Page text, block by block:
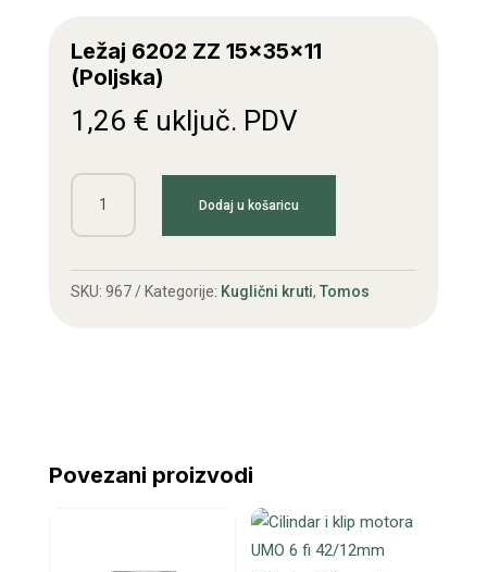
Ležaj 6202 ZZ 15x35x11
(Poljska)
1,26 € uključ. PDV
Ležaj
6202
15x35x11
Dodaj u košaricu
SKU: 967 Kategorije: Kuglični kruti, Tomos
Povezani proizvodi